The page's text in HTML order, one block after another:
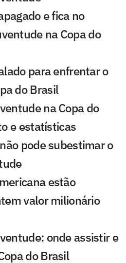
e fica no
na Copa do
para enfrentar o
do Brasil
na Copa do
e estatísticas
pode subestimar o
estão
valor milionário
onde assistir e
do Brasil